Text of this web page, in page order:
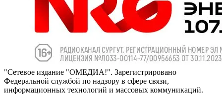
"Сетевое издание "ОМЕДИА!". Зарегистрировано
Федеральной службой по надзору в сфере связи,
информационных технологий и массовых коммуникаций.